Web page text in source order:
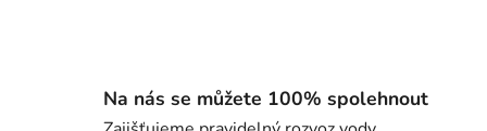
Na nás se můžete 100% spolehnout